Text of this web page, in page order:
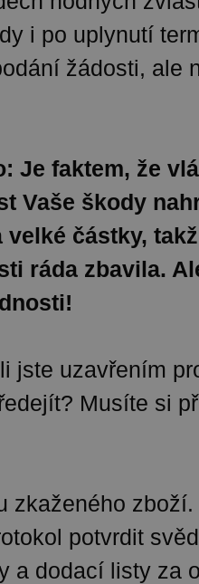
i po uplynutí
žádosti, ale
Je faktem, že
Vaše škody
částky,
ráda zbavila.
jste uzavřením
Musíte si
zkaženého
potvrdit
a dodací listy za